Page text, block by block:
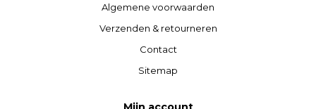
Algemene voorwaarden
Verzenden & retourneren
Contact
Sitemap